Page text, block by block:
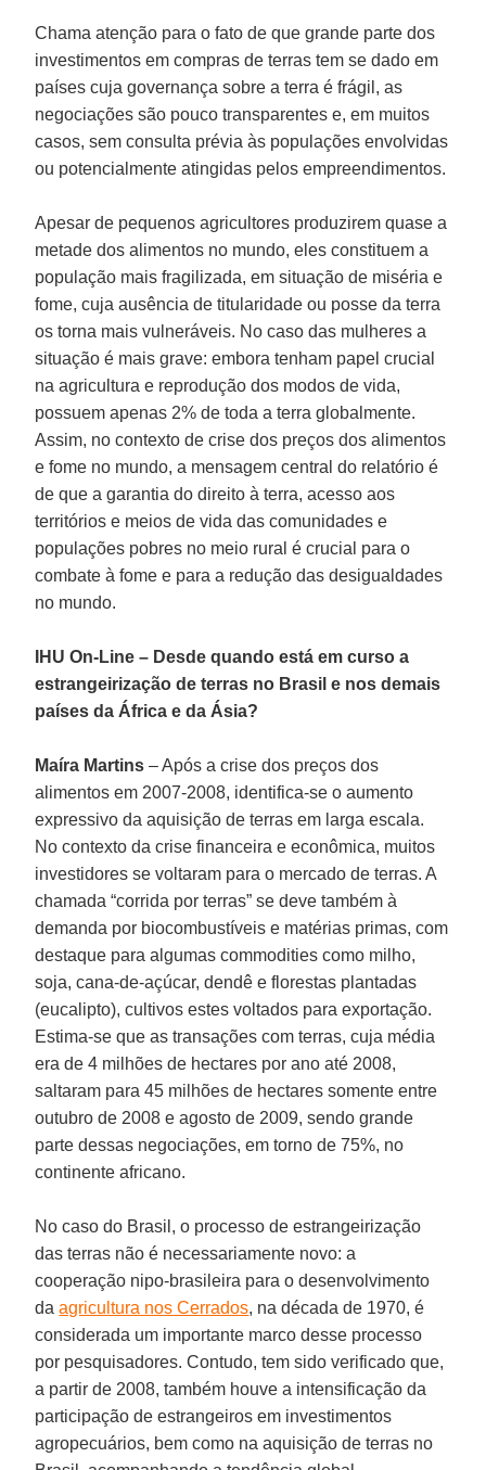
Chama atenção para o fato de que grande parte dos
investimentos em compras de terras tem se dado em
países cuja governança sobre a terra é frágil, as
negociações são pouco transparentes e, em muitos
casos, sem consulta prévia às populações envolvidas
ou potencialmente atingidas pelos empreendimentos.
Apesar de pequenos agricultores produzirem quase a
metade dos alimentos no mundo, eles constituem a
população mais fragilizada, em situação de miséria e
fome, cuja ausência de titularidade ou posse da terra
os torna mais vulneráveis. No caso das mulheres a
situação é mais grave: embora tenham papel crucial
na agricultura e reprodução dos modos de vida,
possuem apenas 2% de toda a terra globalmente.
Assim, no contexto de crise dos preços dos alimentos
e fome no mundo, a mensagem central do relatório é
de que a garantia do direito à terra, acesso aos
territórios e meios de vida das comunidades e
populações pobres no meio rural é crucial para o
combate à fome e para a redução das desigualdades
no mundo.
IHU On-Line – Desde quando está em curso a
estrangeirização de terras no Brasil e nos demais
países da África e da Ásia?
Maíra Martins – Após a crise dos preços dos
alimentos em 2007-2008, identifica-se o aumento
expressivo da aquisição de terras em larga escala.
No contexto da crise financeira e econômica, muitos
investidores se voltaram para o mercado de terras. A
chamada “corrida por terras” se deve também à
demanda por biocombustíveis e matérias primas, com
destaque para algumas commodities como milho,
soja, cana-de-açúcar, dendê e florestas plantadas
(eucalipto), cultivos estes voltados para exportação.
Estima-se que as transações com terras, cuja média
era de 4 milhões de hectares por ano até 2008,
saltaram para 45 milhões de hectares somente entre
outubro de 2008 e agosto de 2009, sendo grande
parte dessas negociações, em torno de 75%, no
continente africano.
No caso do Brasil, o processo de estrangeirização
das terras não é necessariamente novo: a
cooperação nipo-brasileira para o desenvolvimento
daagricultura nos Cerrados, na década de 1970, é
considerada um importante marco desse processo
por pesquisadores. Contudo, tem sido verificado que,
a partir de 2008, também houve a intensificação da
participação de estrangeiros em investimentos
agropecuários, bem como na aquisição de terras no